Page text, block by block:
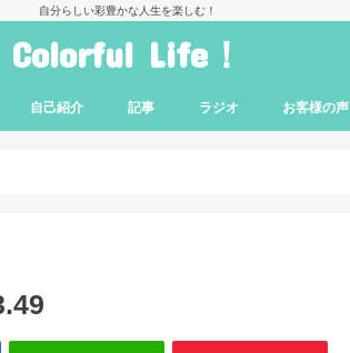
自分らしい彩豊かな人生を楽しむ！
Colorful Life！
自己紹介 記事 ラジオ お客様の声